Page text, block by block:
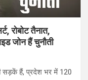
रोबोट तैनात,
जोन हैं चुनौती
सड़कें हैं, प्रदेश भर में 120